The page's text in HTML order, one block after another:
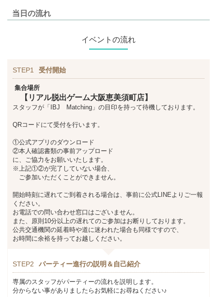
当日の流れ
イベントの流れ
STEP1 受付開始
集合場所
【リアル脱出ゲーム大阪恵美須町店】
スタッフが「IBJ Matching」の目印を持って待機しております。
QRコードにて受付を行います。
①公式アプリのダウンロード
②本人確認書類の事前アップロード
に、ご協力をお願いいたします。
※上記①②が完了していない場合、
ご参加いただくことができません。
開始時刻に遅れてご到着される場合は、事前に公式LINEよりご一報
ください。
お電話での問い合わせ窓口はございません。
また、原則10分以上の遅れてのご参加はお断りしております。
公共交通機関の延着時や道に迷われた場合も同様ですので、
お時間に余裕を持ってお越しください。
STEP2 パーティー進行の説明＆自己紹介
専属のスタッフがパーティーの流れを説明します。
分からない事がありましたらお気軽にお尋ねください♪